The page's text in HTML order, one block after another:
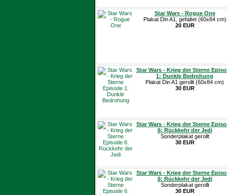
Star Wars - Rogue One
Plakat Din A1, gefaltet (60x84 cm)
20 EUR
Star Wars - Krieg der Sterne
1: Dunkle Bedrohung
Plakat Din A1 gerollt (60x84 cm)
30 EUR
Star Wars - Krieg der Sterne
6: Rückkehr der Jedi
Sonderplakat gerollt
30 EUR
Star Wars - Krieg der Sterne
6: Rückkehr der Jedi
Sonderplakat gerollt
30 EUR